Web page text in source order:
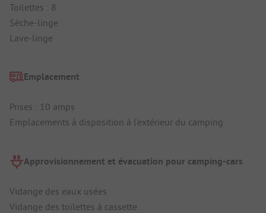
Toilettes : 8
Sèche-linge
Lave-linge
Emplacement
Prises : 10 amps
Emplacements à disposition à l'extérieur du camping
Approvisionnement et évacuation pour camping-cars
Vidange des eaux usées
Vidange des toilettes à cassette